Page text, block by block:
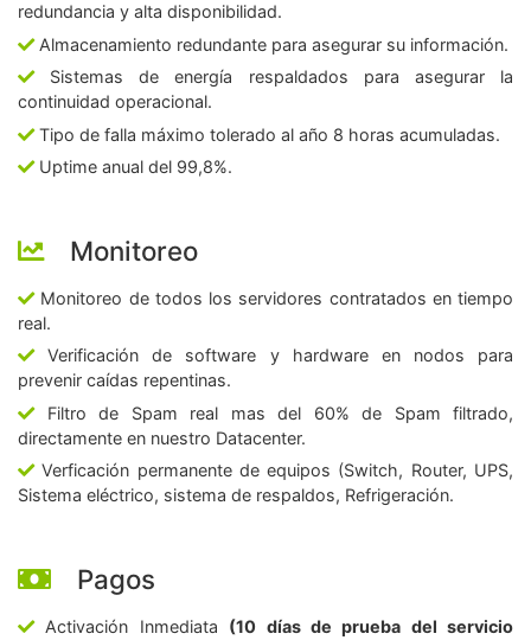
redundancia y alta disponibilidad.
Almacenamiento redundante para asegurar su información.
Sistemas de energía respaldados para asegurar la
continuidad operacional.
Tipo de falla máximo tolerado al año 8 horas acumuladas.
Uptime anual del 99,8%.
Monitoreo
Monitoreo de todos los servidores contratados en tiempo
real.
Verificación de software y hardware en nodos para
prevenir caídas repentinas.
Filtro de Spam real mas del 60% de Spam filtrado,
directamente en nuestro Datacenter.
Verficación permanente de equipos (Switch, Router, UPS,
Sistema eléctrico, sistema de respaldos, Refrigeración.
Pagos
Activación Inmediata (10 días de prueba del servicio